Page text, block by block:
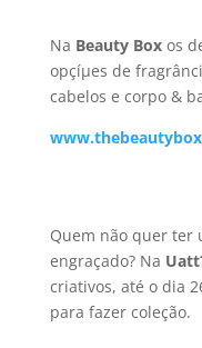
Na Beauty Boxos
opçíµes de
cabelos e corpo &
Quem não quer ter
engraçado? Na
criativos, até o dia
para fazer coleção.